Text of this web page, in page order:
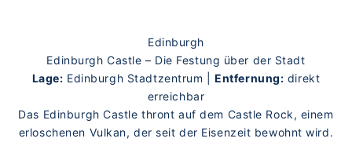
Edinburgh
Edinburgh Castle – Die Festung über der Stadt
Lage: Edinburgh Stadtzentrum |Entfernung: direkt
erreichbar
Das Edinburgh Castle thront auf dem Castle Rock, einem
erloschenen Vulkan, der seit der Eisenzeit bewohnt wird.